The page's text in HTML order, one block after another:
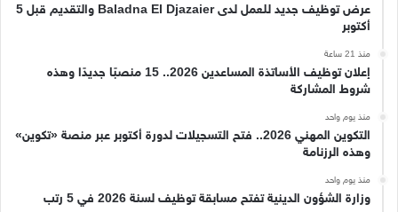
عرض توظيف جديد للعمل لدى Baladna El Djazaier والتقديم قبل 5
أكتوبر
منذ 21 ساعة
إعلان توظيف الأساتذة المساعدين 2026.. 15 منصبًا جديدًا وهذه
شروط المشاركة
منذ يوم واحد
التكوين المهني 2026.. فتح التسجيلات لدورة أكتوبر عبر منصة «تكوين»
وهذه الرزنامة
منذ يوم واحد
وزارة الشؤون الدينية تفتح مسابقة توظيف لسنة 2026 في 5 رتب